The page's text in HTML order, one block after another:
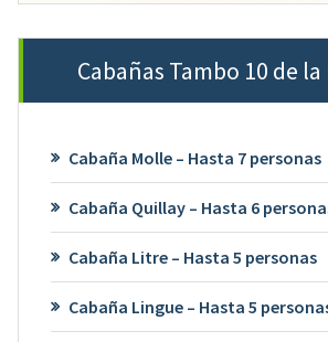
Cabañas Tambo 10 de
Cabaña Molle – Hasta 7 personas
Cabaña Quillay – Hasta 6
Cabaña Litre – Hasta 5 personas
Cabaña Lingue – Hasta 5